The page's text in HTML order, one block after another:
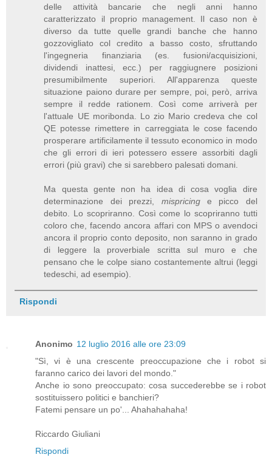
delle attività bancarie che negli anni hanno
caratterizzato il proprio management. Il caso non è
diverso da tutte quelle grandi banche che hanno
gozzovigliato col credito a basso costo, sfruttando
l'ingegneria finanziaria (es. fusioni/acquisizioni,
dividendi inattesi, ecc.) per raggiugnere posizioni
presumibilmente superiori. All'apparenza queste
situazione paiono durare per sempre, poi, però, arriva
sempre il redde rationem. Così come arriverà per
l'attuale UE moribonda. Lo zio Mario credeva che col
QE potesse rimettere in carreggiata le cose facendo
prosperare artificilamente il tessuto economico in modo
che gli errori di ieri potessero essere assorbiti dagli
errori (più gravi) che si sarebbero palesati domani.
Ma questa gente non ha idea di cosa voglia dire
determinazione dei prezzi, mispricinge picco del
debito. Lo scopriranno. Così come lo scopriranno tutti
coloro che, facendo ancora affari con MPS o avendoci
ancora il proprio conto deposito, non saranno in grado
di leggere la proverbiale scritta sul muro e che
pensano che le colpe siano costantemente altrui (leggi
tedeschi, ad esempio).
Rispondi
Anonimo 12 luglio 2016 alle ore 23:09
"Sì, vi è una crescente preoccupazione che i robot si
faranno carico dei lavori del mondo."
Anche io sono preoccupato: cosa succederebbe se i robot
sostituissero politici e banchieri?
Fatemi pensare un po'... Ahahahahaha!
Riccardo Giuliani
Rispondi